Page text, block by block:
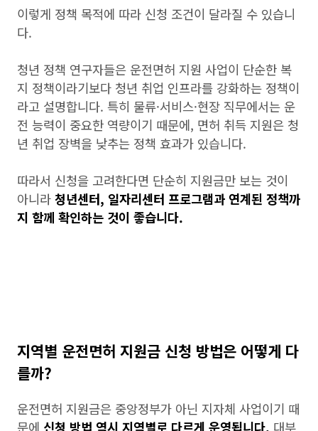
이렇게 정책 목적에 따라 신청 조건이 달라질 수 있습니
다.
청년 정책 연구자들은 운전면허 지원 사업이 단순한 복
지 정책이라기보다 청년 취업 인프라를 강화하는 정책이
라고 설명합니다. 특히 물류·서비스·현장 직무에서는 운
전 능력이 중요한 역량이기 때문에, 면허 취득 지원은 청
년 취업 장벽을 낮추는 정책 효과가 있습니다.
따라서 신청을 고려한다면 단순히 지원금만 보는 것이
아니라 청년센터, 일자리센터 프로그램과 연계된 정책까
지 함께 확인하는 것이 좋습니다.
지역별 운전면허 지원금 신청 방법은 어떻게 다
를까?
운전면허 지원금은 중앙정부가 아닌 지자체 사업이기 때
문에 신청 방법 역시 지역별로 다르게 운영됩니다. 대부